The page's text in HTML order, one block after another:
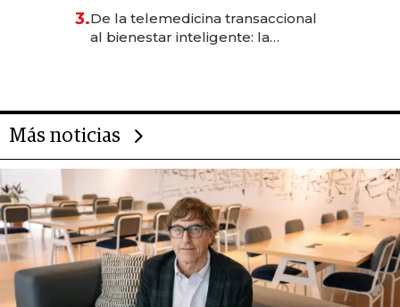
las marcas "fast premium"
3.De la telemedicina transaccional
al bienestar inteligente: la
Más noticias